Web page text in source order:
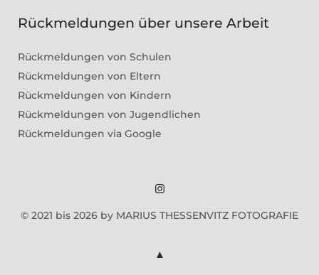
Rückmeldungen über unsere Arbeit
Rückmeldungen von Schulen
Rückmeldungen von Eltern
Rückmeldungen von Kindern
Rückmeldungen von Jugendlichen
Rückmeldungen via Google
Marius
Instagram
© 2021 bis 2026 by MARIUS THESSENVITZ FOTOGRAFIE